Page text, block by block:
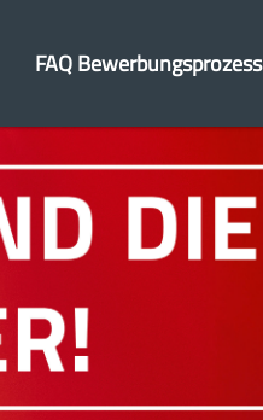
FAQ Bewerbungsprozess